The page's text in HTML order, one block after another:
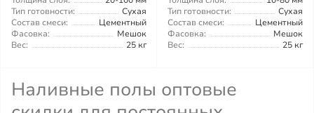
Тип готовности:
Сухая
Состав смеси:
Цементный
Фасовка:
Мешок
Вес:
25 кг
Тип готовности:
Сухая
Состав смеси:
Цементный
Фасовка:
Мешок
Вес:
25 кг
Наливные полы оптовые